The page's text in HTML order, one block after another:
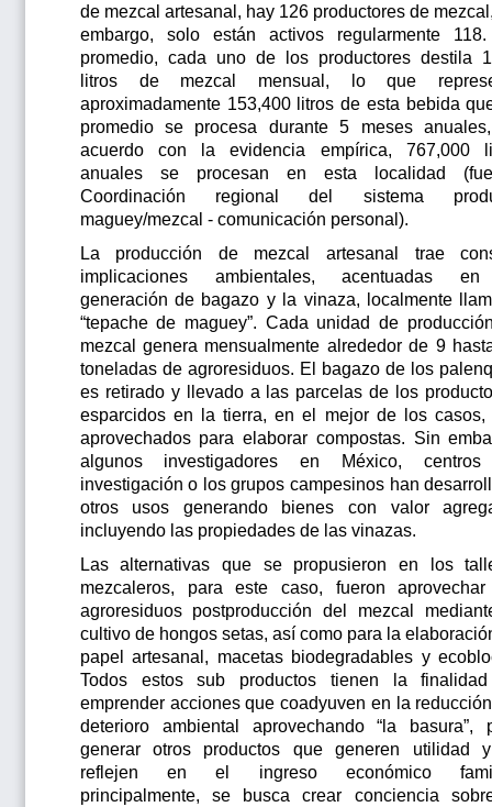
de mezcal artesanal, hay 126 productores de
embargo, solo están activos regularmente
promedio, cada uno de los productores destila
litros de mezcal mensual, lo que
aproximadamente 153,400 litros de esta bebida
promedio se procesa durante 5 meses
acuerdo con la evidencia empírica, 767,000
anuales se procesan en esta localidad
Coordinación regional del sistema
maguey/mezcal - comunicación personal).
La producción de mezcal artesanal trae
implicaciones ambientales, acentuadas
generación de bagazo y la vinaza, localmente
“tepache de maguey”. Cada unidad de
mezcal genera mensualmente alrededor de 9
toneladas de agroresiduos. El bagazo de los
es retirado y llevado a las parcelas de los
esparcidos en la tierra, en el mejor de los casos,
aprovechados para elaborar compostas. Sin
algunos investigadores en México,
investigación o los grupos campesinos han
otros usos generando bienes con valor
incluyendo las propiedades de las vinazas.
Las alternativas que se propusieron en los
mezcaleros, para este caso, fueron
agroresiduos postproducción del mezcal
cultivo de hongos setas, así como para la
papel artesanal, macetas biodegradables y
Todos estos sub productos tienen la
emprender acciones que coadyuven en la
deterioro ambiental aprovechando “la basura”,
generar otros productos que generen utilidad
reflejen en el ingreso económico
principalmente, se busca crear conciencia